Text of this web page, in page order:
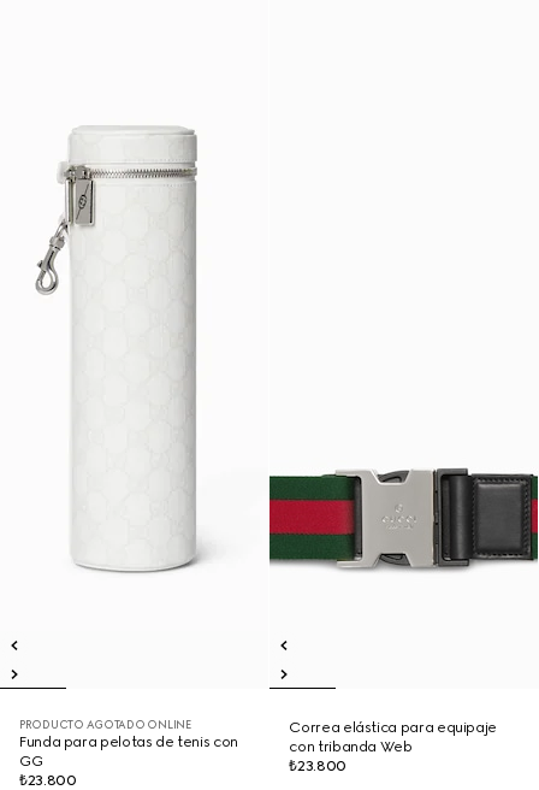
PRODUCTO AGOTADO ONLINE
Funda para pelotas de tenis con
GG
₺23.800
Correa elástica para equipaje
con tribanda Web
₺23.800